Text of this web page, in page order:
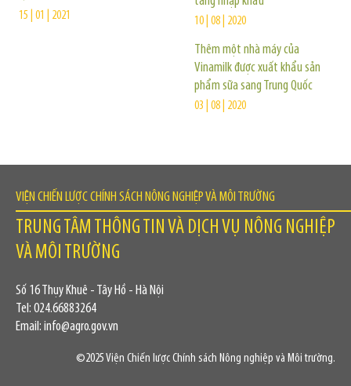
15 | 01 | 2021 10 | 08 | 2020
Thêm một nhà máy của
Vinamilk được xuất khẩu sản
phẩm sữa sang Trung Quốc
03 | 08 | 2020
VIỆN CHIẾN LƯỢC CHÍNH SÁCH NÔNG NGHIỆP VÀ MÔI TRƯỜNG
TRUNG TÂM THÔNG TIN VÀ DỊCH VỤ NÔNG NGHIỆP
VÀ MÔI TRƯỜNG
Số 16 Thụy Khuê - Tây Hồ - Hà Nội
Tel: 024.66883264
Email: info@agro.gov.vn
©2025 Viện Chiến lược Chính sách Nông nghiệp và Môi trường.